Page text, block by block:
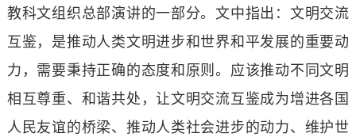
教科文组织总部演讲的一部分。文中指出：文明交流
互鉴，是推动人类文明进步和世界和平发展的重要动
力，需要秉持正确的态度和原则。应该推动不同文明
相互尊重、和谐共处，让文明交流互鉴成为增进各国
人民友谊的桥梁、推动人类社会进步的动力、维护世